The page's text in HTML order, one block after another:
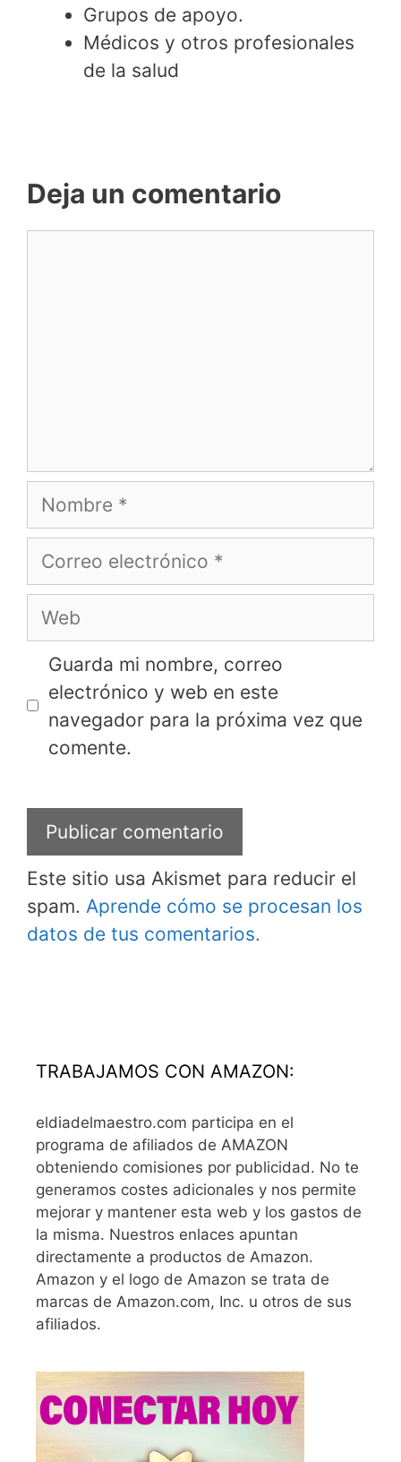
Grupos de apoyo.
Médicos y otros profesionales
de la salud
Deja un comentario
Nombre
Correo
Web
Guarda mi nombre, correo
electrónico y web en este
navegador para la próxima vez que
comente.
Este sitio usa Akismet para reducir el
spam. Aprende cómo se procesan los
datos de tus comentarios.
TRABAJAMOS CON AMAZON:
eldiadelmaestro.com participa en el
programa de afiliados de AMAZON
obteniendo comisiones por publicidad. No te
generamos costes adicionales y nos permite
mejorar y mantener esta web y los gastos de
la misma. Nuestros enlaces apuntan
directamente a productos de Amazon.
Amazon y el logo de Amazon se trata de
marcas de Amazon.com, Inc. u otros de sus
afiliados.